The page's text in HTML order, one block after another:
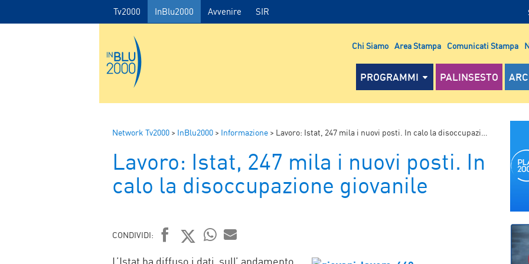
Tv2000 InBlu2000 Avvenire SIR
Chi Siamo Area Stampa Comunicati Stampa
PROGRAMMI PALINSESTO
Network Tv2000 > InBlu2000 > Informazione > Lavoro: Istat, 247 mila i nuovi posti. In calo la disoccupazione giovanile
Lavoro: Istat, 247 mila i nuovi posti. In
calo la disoccupazione giovanile
CONDIVIDI:
FACEBOOK
TWITTER
WHATSAPP
MAIL
L’Istat ha diffuso i dati sull’ andamento